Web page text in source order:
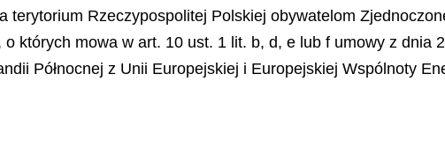
terytorium Rzeczypospolitej Polskiej obywatelom
o których mowa w art. 10 ust. 1 lit. b, d, e lub f umowy z
Północnej z Unii Europejskiej i Europejskiej Wspólnoty